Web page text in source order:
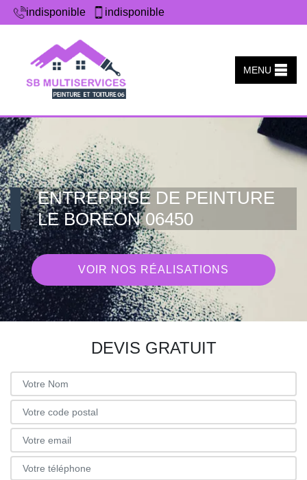
indisponible indisponible
MENU
ENTREPRISE DE PEINTURE
LE BOREON 06450
VOIR NOS RÉALISATIONS
DEVIS GRATUIT